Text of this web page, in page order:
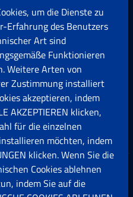
Entschädigungen
um die Dienste zu
Erfahrung des Benutzers
Art sind
Funktionieren
Weitere Arten von
Zustimmung installiert
akzeptieren, indem
AKZEPTIEREN klicken,
für die einzelnen
möchten, indem
klicken. Wenn Sie die
Cookies ablehnen
indem Sie auf die